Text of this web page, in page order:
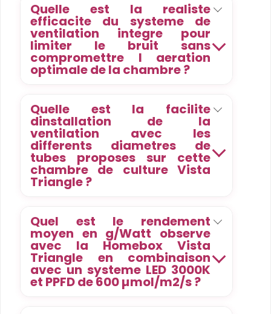
Quelle est la realiste
efficacite du systeme de
ventilation integre pour
limiter le bruit sans
compromettre l aeration
optimale de la chambre ?
Quelle est la facilite
dinstallation de la
ventilation avec les
differents diametres de
tubes proposes sur cette
chambre de culture Vista
Triangle ?
Quel est le rendement
moyen en g/Watt observe
avec la Homebox Vista
Triangle en combinaison
avec un systeme LED 3000K
et PPFD de 600 µmol/m2/s ?